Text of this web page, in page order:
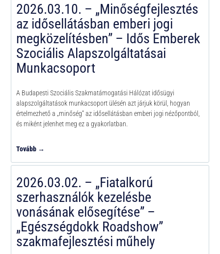
2026.03.10. – „Minőségfejlesztés
az idősellátásban emberi jogi
megközelítésben” – Idős Emberek
Szociális Alapszolgáltatásai
Munkacsoport
A Budapesti Szociális Szakmatámogatási Hálózat idősügyi
alapszolgáltatások munkacsoport ülésén azt járjuk körül, hogyan
értelmezhető a „minőség” az idősellátásban emberi jogi nézőpontból,
és miként jelenhet meg ez a gyakorlatban.
Tovább →
2026.03.02. – „Fiatalkorú
szerhasználók kezelésbe
vonásának elősegítése” –
„Egészségdokk Roadshow”
szakmafejlesztési műhely